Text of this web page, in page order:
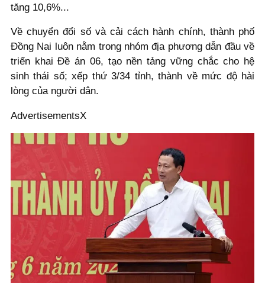
tăng 10,6%...
Về chuyển đổi số và cải cách hành chính, thành phố
Đồng Nai luôn nằm trong nhóm địa phương dẫn đầu về
triển khai Đề án 06, tạo nền tảng vững chắc cho hệ
sinh thái số; xếp thứ 3/34 tỉnh, thành về mức độ hài
lòng của người dân.
AdvertisementsX